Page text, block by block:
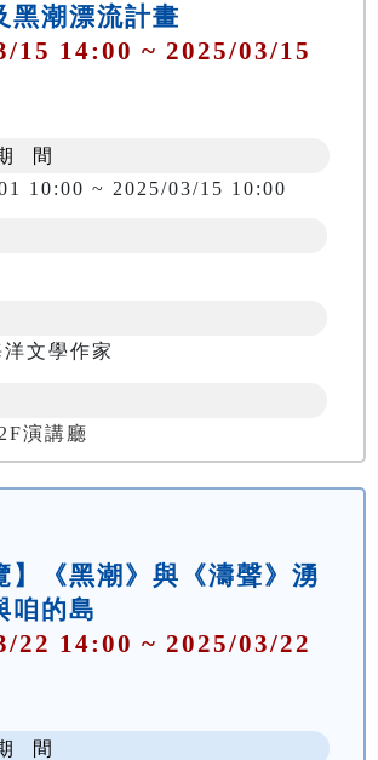
黑潮漂流計畫
15 14:00 ~ 2025/03/15
間
10:00 ~ 2025/03/15 10:00
文學作家
演講廳
】《黑潮》與《濤聲》湧
咱的島
22 14:00 ~ 2025/03/22
間